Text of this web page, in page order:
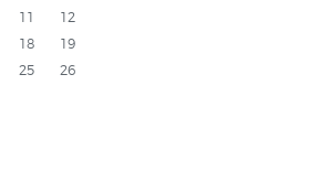
11
12
18
19
25
26